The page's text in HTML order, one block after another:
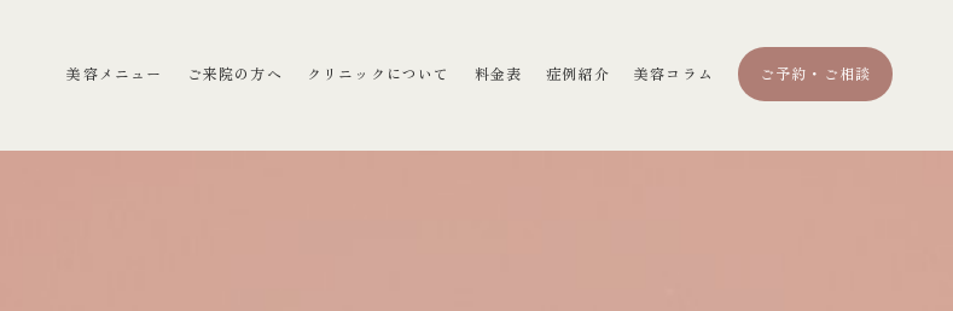
美容メニュー ご来院の方へ クリニックについて 料金表 症例紹介 美容コラム ご予約・ご相談